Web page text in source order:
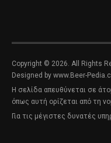
Copyright © 2026. All Rights
Designed by www.Beer-
Η σελίδα απευθύνεται σε
όπως αυτή ορίζεται από τη
Για τις μέγιστες δυνατές